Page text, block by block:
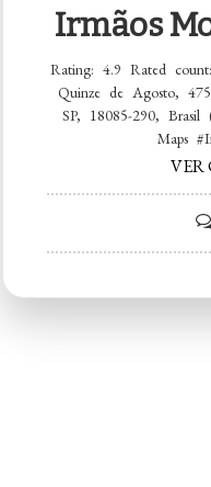
Irmãos
Rating: 4.9 Rated
Quinze de Agosto,
SP, 18085-290,
Maps
VER